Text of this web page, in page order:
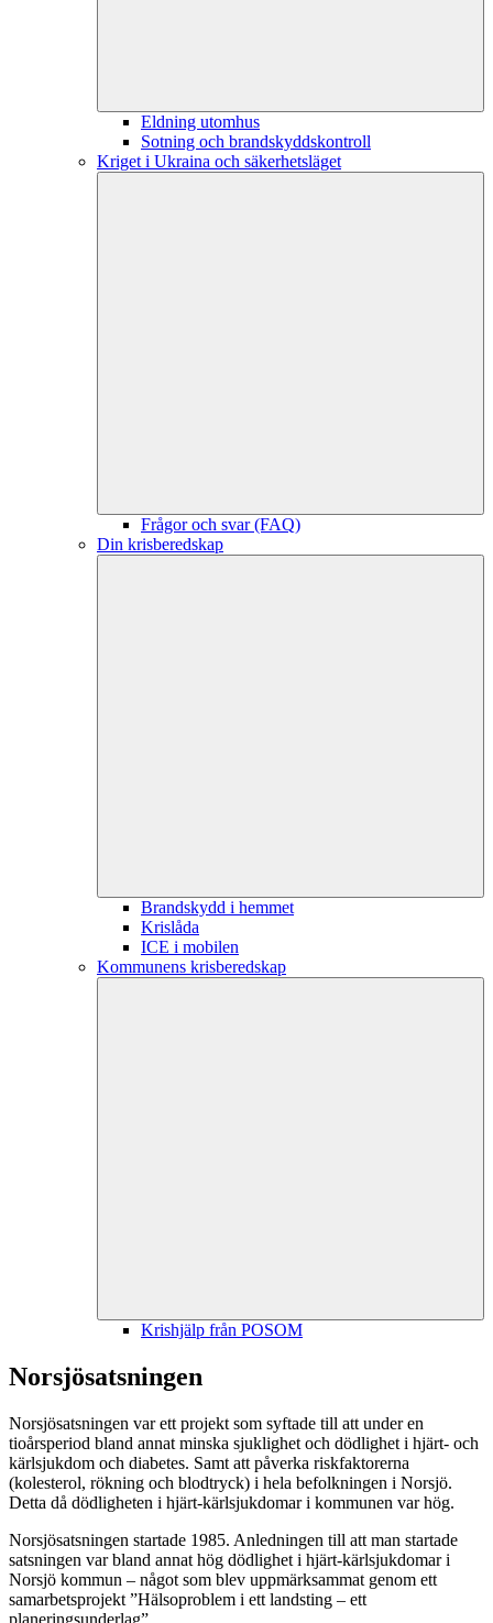
Eldning utomhus
Sotning och brandskyddskontroll
Kriget i Ukraina och säkerhetsläget
Frågor och svar (FAQ)
Din krisberedskap
Brandskydd i hemmet
Krislåda
ICE i mobilen
Kommunens krisberedskap
Krishjälp från POSOM
Norsjösatsningen
Norsjösatsningen var ett projekt som syftade till att under en
tioårsperiod bland annat minska sjuklighet och dödlighet i hjärt- och
kärlsjukdom och diabetes. Samt att påverka riskfaktorerna
(kolesterol, rökning och blodtryck) i hela befolkningen i Norsjö.
Detta då dödligheten i hjärt-kärlsjukdomar i kommunen var hög.
Norsjösatsningen startade 1985. Anledningen till att man startade
satsningen var bland annat hög dödlighet i hjärt-kärlsjukdomar i
Norsjö kommun – något som blev uppmärksammat genom ett
samarbetsprojekt ”Hälsoproblem i ett landsting – ett
planeringsunderlag”